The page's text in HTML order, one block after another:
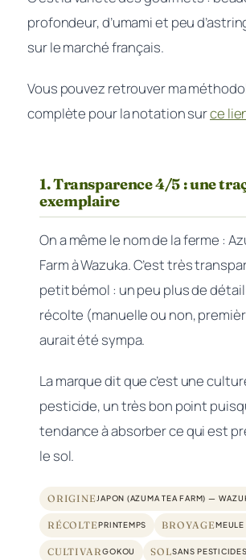
profondeur, d’umami et peu
sur le marché français.
Vous pouvez retrouver ma
complète pour la notation surce
1. Transparence 4/5 : une
exemplaire
On a même le nom de la ferme :
Farm à Wazuka. C’est très
petit bémol : un peu plus de
récolte (manuelle ou non,
aurait été sympa.
La marque dit que c’est une
pesticide, un très bon point
tendance à absorber ce qui est
le sol.
ORIGINEJAPON (AZUMA TEA FARM) —
RÉCOLTEPRINTEMPS BROYAGEMEULE
CULTIVARGOKOU SOLSANS PESTICIDES